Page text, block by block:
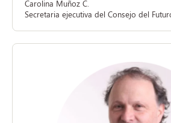
Carolina Muñoz C.
Secretaria ejecutiva del Consejo del